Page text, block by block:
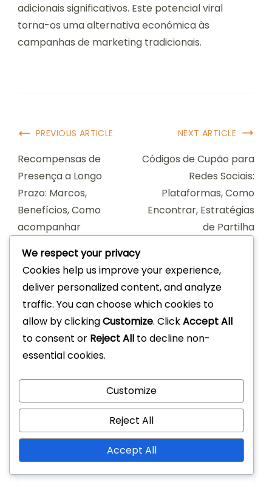
adicionais significativos. Este potencial viral
torna-os uma alternativa económica às
campanhas de marketing tradicionais.
Post
Navigation
PREVIOUS ARTICLE
Recompensas de
Presença a Longo
Prazo: Marcos,
Benefícios, Como
acompanhar
NEXT ARTICLE
Códigos de Cupão para
Redes Sociais:
Plataformas, Como
Encontrar, Estratégias
de Partilha
Leave a Reply
Your email address will not be published.
fields are marked*
We respect your privacy
Cookies help us improve your experience,
deliver personalized content, and analyze
traffic. You can choose which cookies to
allow by clickingCustomize. ClickAccept All
to consent or Reject All to decline non-
essential cookies.
Customize
Reject All
Accept All